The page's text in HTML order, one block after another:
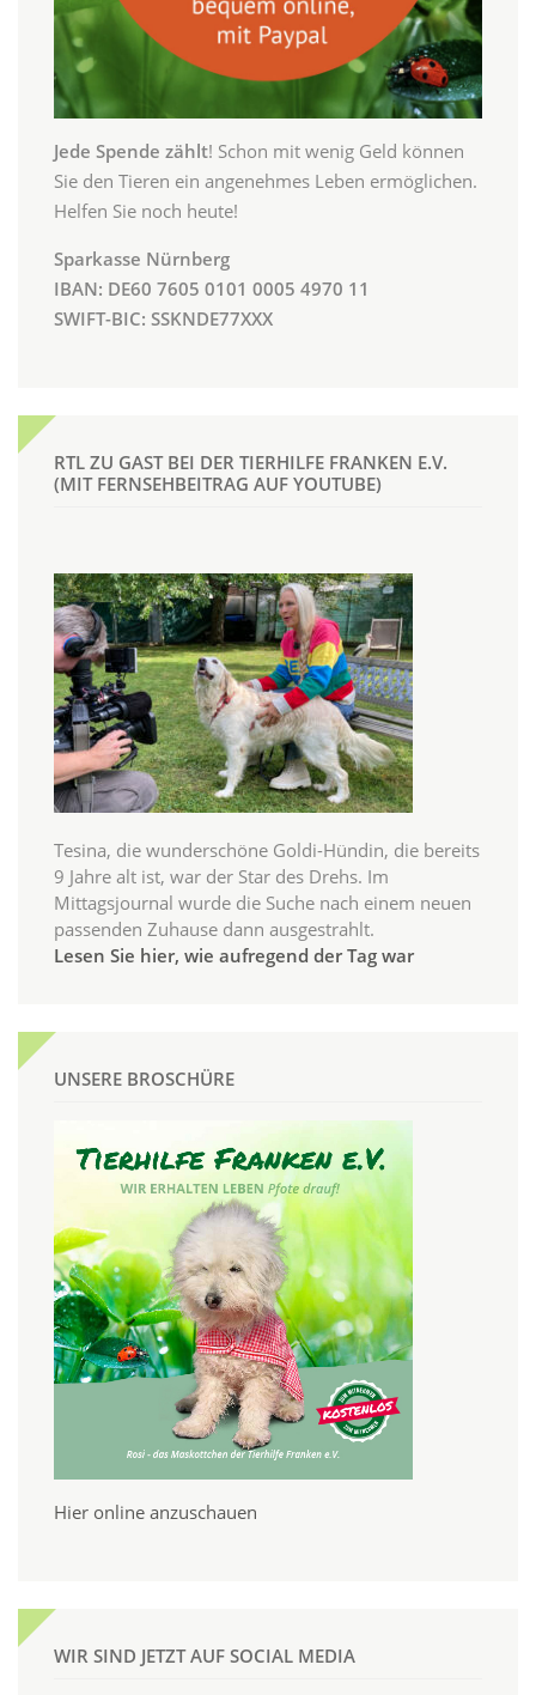
Jede Spende zählt! Schon mit wenig Geld können
Sie den Tieren ein angenehmes Leben ermöglichen.
Helfen Sie noch heute!
Sparkasse Nürnberg
IBAN: DE60 7605 0101 0005 4970 11
SWIFT-BIC: SSKNDE77XXX
RTL ZU GAST BEI DER TIERHILFE FRANKEN E.V.
(MIT FERNSEHBEITRAG AUF YOUTUBE)
Tesina, die wunderschöne Goldi-Hündin, die bereits
9 Jahre alt ist, war der Star des Drehs. Im
Mittagsjournal wurde die Suche nach einem neuen
passenden Zuhause dann ausgestrahlt.
Lesen Sie hier, wie aufregend der Tag war
UNSERE BROSCHÜRE
Hier online anzuschauen
WIR SIND JETZT AUF SOCIAL MEDIA